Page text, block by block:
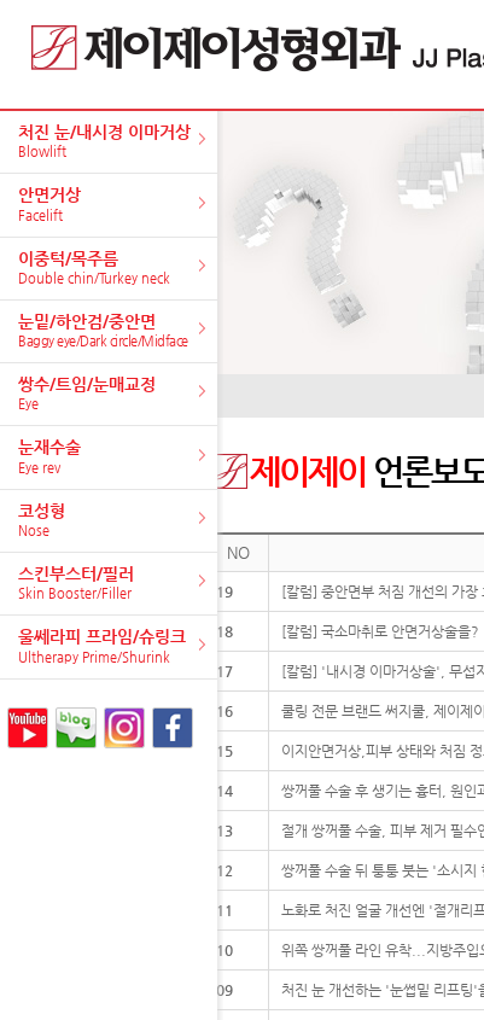
처진 눈/내시경 이마거상
Blowlift
안면거상
Facelift
이중턱/목주름
Double chin/Turkey neck
눈밑/하안검/중안면
Baggy eye/Dark circle/Midface
쌍수/트임/눈매교정
Eye
눈재수술
Eye rev
코성형
Nose
스킨부스터/필러
Skin Booster/Filler
울쎄라피 프라임/슈링크
Ultherapy Prime/Shurink
제이제이 언론보
NO
219 [칼럼] 중안면부 처짐 개선의 가장
218 [칼럼] 국소마취로 안면거상술을?
217 [칼럼] '내시경 이마거상술', 무섭
216 쿨링 전문 브랜드 써지쿨, 제이제
215 이지안면거상,피부 상태와 처짐
214 쌍꺼풀 수술 후 생기는 흉터, 원인
213 절개 쌍꺼풀 수술, 피부 제거 필수
212 쌍꺼풀 수술 뒤 퉁퉁 붓는 '소시
211 노화로 처진 얼굴 개선엔 '절개리
210 위쪽 쌍꺼풀 라인 유착...지방주입
209 처진 눈 개선하는 '눈썹밑 리프팅'